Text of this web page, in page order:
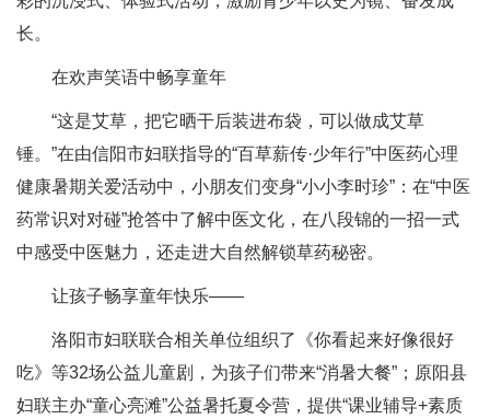
长。
在欢声笑语中畅享童年
“这是艾草，把它晒干后装进布袋，可以做成艾草
锤。”在由信阳市妇联指导的“百草薪传·少年行”中医药心理
健康暑期关爱活动中，小朋友们变身“小小李时珍”：在“中医
药常识对对碰”抢答中了解中医文化，在八段锦的一招一式
中感受中医魅力，还走进大自然解锁草药秘密。
让孩子畅享童年快乐——
洛阳市妇联联合相关单位组织了《你看起来好像很好
吃》等32场公益儿童剧，为孩子们带来“消暑大餐”；原阳县
妇联主办“童心亮滩”公益暑托夏令营，提供“课业辅导+素质